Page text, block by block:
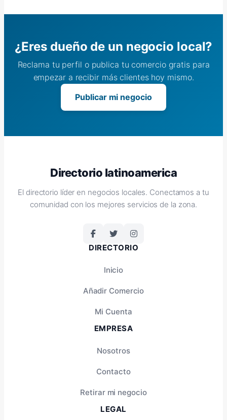
¿Eres dueño de un negocio local?
Reclama tu perfil o publica tu comercio gratis para
empezar a recibir más clientes hoy mismo.
Publicar mi negocio
Directorio latinoamerica
El directorio líder en negocios locales. Conectamos a tu
comunidad con los mejores servicios de la zona.
DIRECTORIO
Inicio
Añadir Comercio
Mi Cuenta
EMPRESA
Nosotros
Contacto
Retirar mi negocio
LEGAL